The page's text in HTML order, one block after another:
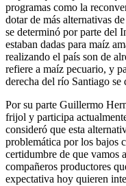
programas como la
dotar de más alternativas
se determinó por parte del
estaban dadas para maíz
realizando el país son de
refiere a maíz pecuario, y
derecha del río Santiago
Por su parte Guillermo
frijol y participa
consideró que esta
problemática por los bajos
certidumbre de que vamos
compañeros productores
expectativa hoy quieren